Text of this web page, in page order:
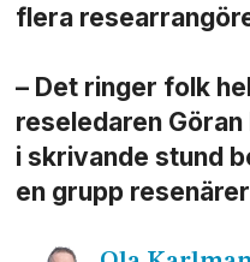
flera
– Det ringer folk
reseledaren
i skrivande stund
en grupp